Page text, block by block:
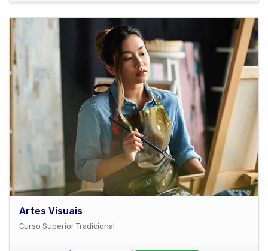
Artes Visuais
Curso Superior Tradicional